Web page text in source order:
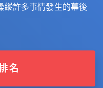
縱許多事情發生的幕後
名